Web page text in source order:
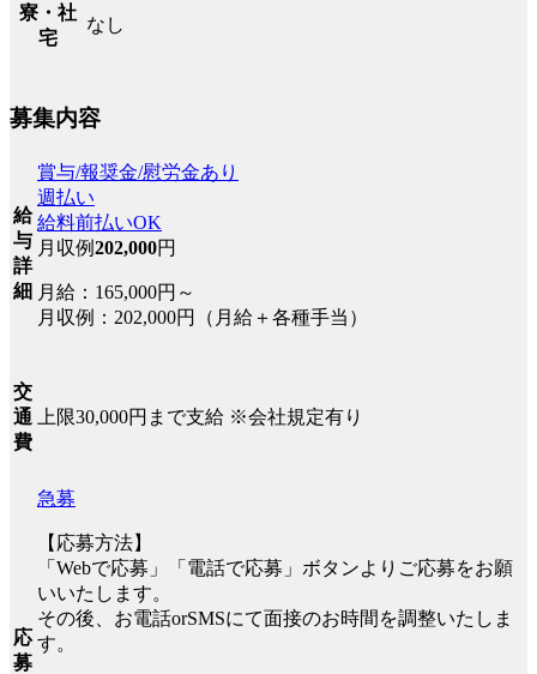
寮・社
宅
なし
募集内容
給
与
詳
細
賞与/報奨金/慰労金あり
週払い
給料前払いOK
月収例202,000円
月給：165,000円～
月収例：202,000円（月給＋各種手当）
交
通
費
上限30,000円まで支給 ※会社規定有り
応
募
急募
【応募方法】
「Webで応募」「電話で応募」ボタンよりご応募をお願
いいたします。
その後、お電話orSMSにて面接のお時間を調整いたしま
す。